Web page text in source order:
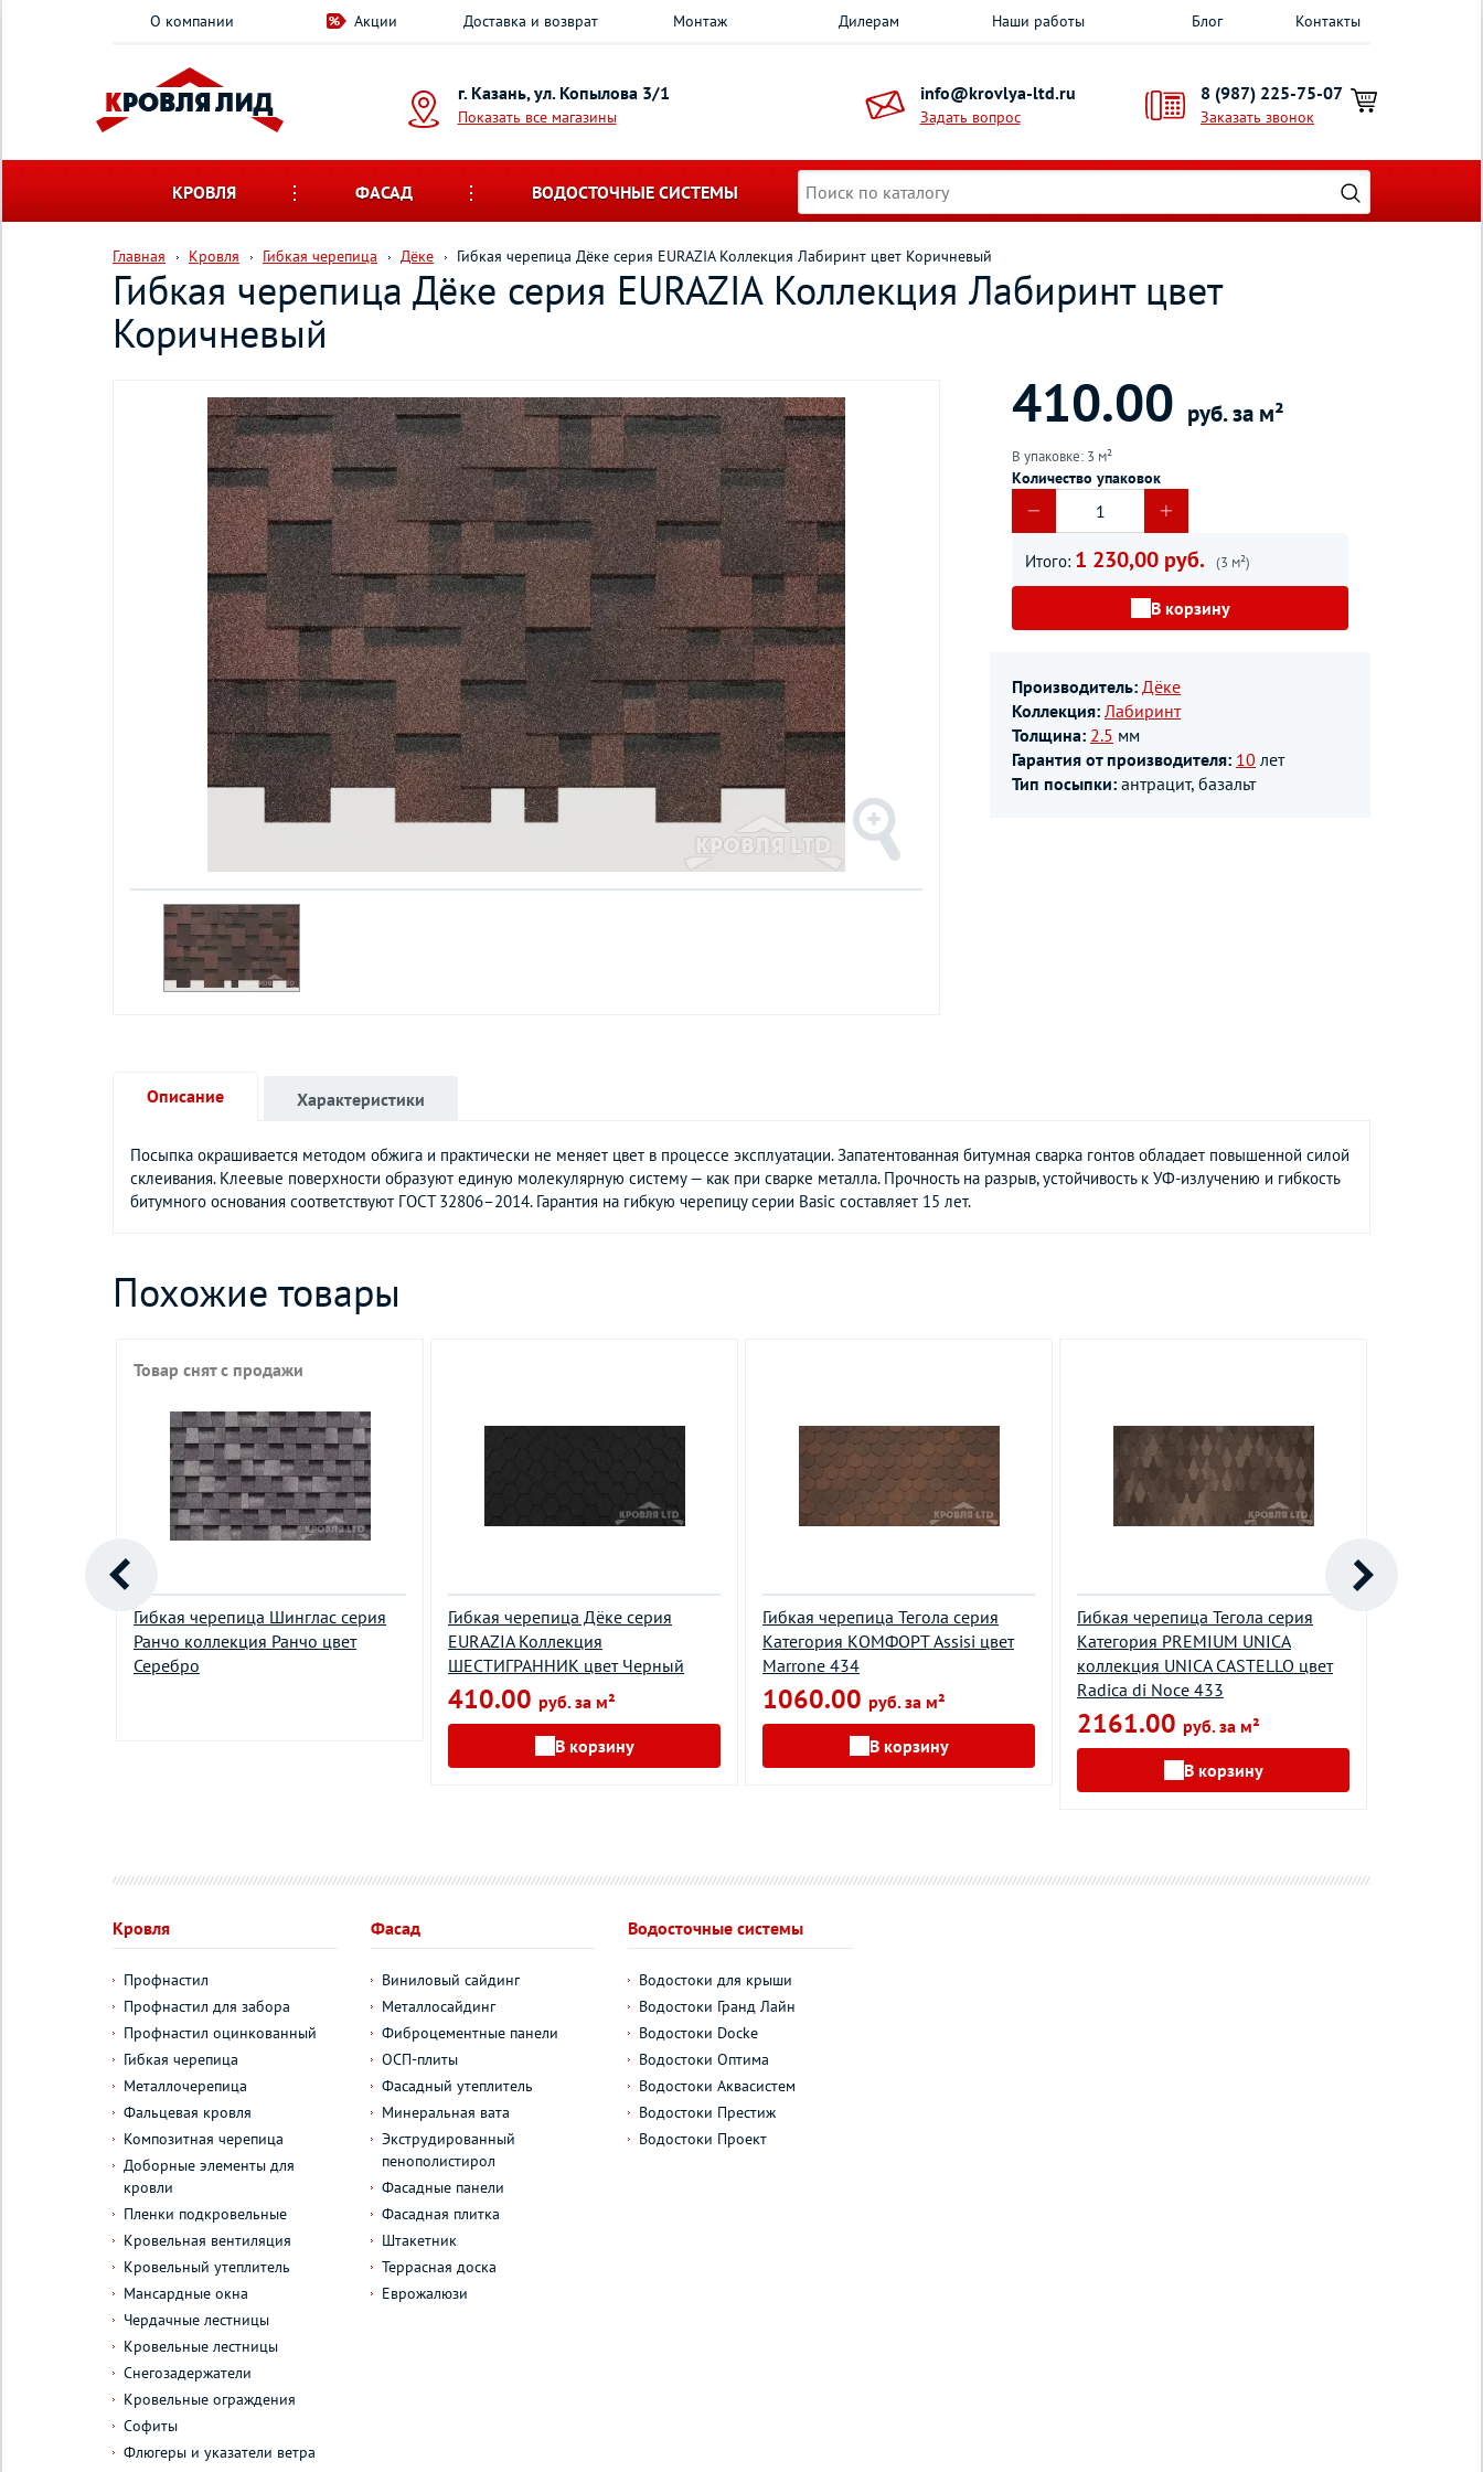
О компании Акции Доставка и возврат Монтаж Дилерам Наши работы Блог Контакты
г. Казань, ул. Копылова 3/1
Показать все магазины
info@krovlya-ltd.ru
Задать вопрос
8 (987) 225-75-07
Заказать звонок
КРОВЛЯ ФАСАД ВОДОСТОЧНЫЕ СИСТЕМЫ
Главная Кровля Гибкая черепица Дёке Гибкая черепица Дёке серия EURAZIA Коллекция Лабиринт цвет Коричневый
Гибкая черепица Дёке серия EURAZIA Коллекция Лабиринт цвет
Коричневый
410.00 руб. за м²
В упаковке: 3 м²
Количество упаковок
Итого: 1 230,00 руб. (3 м²)
В корзину
Производитель: Дёке
Коллекция: Лабиринт
Толщина: 2.5 мм
Гарантия от производителя: 10 лет
Тип посыпки: антрацит, базальт
Описание
Посыпка окрашивается методом обжига и практически не меняет цвет в процессе эксплуатации. Запатентованная битумная сварка гонтов обладает повышенной силой
склеивания. Клеевые поверхности образуют единую молекулярную систему — как при сварке металла. Прочность на разрыв, устойчивость к УФ-излучению и гибкость
битумного основания соответствуют ГОСТ 32806–2014. Гарантия на гибкую черепицу серии Basic составляет 15 лет.
Характеристики
Похожие товары
Гибкая черепица Шинглас серия
Ранчо коллекция Ранчо цвет
Серебро
Товар снят с продажи
Гибкая черепица Дёке серия
EURAZIA Коллекция
ШЕСТИГРАННИК цвет Черный
410.00 руб. за м²
В корзину
Гибкая черепица Тегола серия
Категория КОМФОРТ Assisi цвет
Marrone 434
1060.00 руб. за м²
В корзину
Гибкая черепица Тегола серия
Категория PREMIUM UNICA
коллекция UNICA CASTELLO цвет
Radica di Noce 433
2161.00 руб. за м²
В корзину
Кровля
Профнастил
Профнастил для забора
Профнастил оцинкованный
Гибкая черепица
Металлочерепица
Фальцевая кровля
Композитная черепица
Доборные элементы для
кровли
Пленки подкровельные
Кровельная вентиляция
Кровельный утеплитель
Мансардные окна
Чердачные лестницы
Кровельные лестницы
Снегозадержатели
Кровельные ограждения
Софиты
Флюгеры и указатели ветра
Фасад
Виниловый сайдинг
Металлосайдинг
Фиброцементные панели
ОСП-плиты
Фасадный утеплитель
Минеральная вата
Экструдированный
пенополистирол
Фасадные панели
Фасадная плитка
Штакетник
Террасная доска
Еврожалюзи
Водосточные системы
Водостоки для крыши
Водостоки Гранд Лайн
Водостоки Docke
Водостоки Оптима
Водостоки Аквасистем
Водостоки Престиж
Водостоки Проект